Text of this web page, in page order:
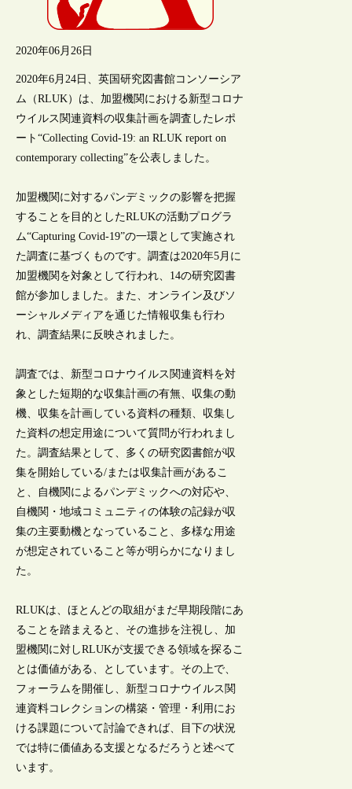
2020年06月26日
2020年6月24日、英国研究図書館コンソーシア
ム（RLUK）は、加盟機関における新型コロナ
ウイルス関連資料の収集計画を調査したレポ
ート“Collecting Covid-19: an RLUK report on
contemporary collecting”を公表しました。
加盟機関に対するパンデミックの影響を把握
することを目的としたRLUKの活動プログラ
ム“Capturing Covid-19”の一環として実施され
た調査に基づくものです。調査は2020年5月に
加盟機関を対象として行われ、14の研究図書
館が参加しました。また、オンライン及びソ
ーシャルメディアを通じた情報収集も行わ
れ、調査結果に反映されました。
調査では、新型コロナウイルス関連資料を対
象とした短期的な収集計画の有無、収集の動
機、収集を計画している資料の種類、収集し
た資料の想定用途について質問が行われまし
た。調査結果として、多くの研究図書館が収
集を開始している/または収集計画があるこ
と、自機関によるパンデミックへの対応や、
自機関・地域コミュニティの体験の記録が収
集の主要動機となっていること、多様な用途
が想定されていること等が明らかになりまし
た。
RLUKは、ほとんどの取組がまだ早期段階にあ
ることを踏まえると、その進捗を注視し、加
盟機関に対しRLUKが支援できる領域を探るこ
とは価値がある、としています。その上で、
フォーラムを開催し、新型コロナウイルス関
連資料コレクションの構築・管理・利用にお
ける課題について討論できれば、目下の状況
では特に価値ある支援となるだろうと述べて
います。